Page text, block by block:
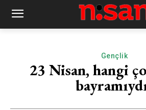
Gençlik
23 Nisan, hangi